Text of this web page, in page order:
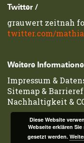
Twitter /
grauwert zeitnah
twitter.com/
Weitere
Impressum &
Sitemap &
Nachhaltigkeit &
Diese Website
Webseite erklären
gesetzt werden.